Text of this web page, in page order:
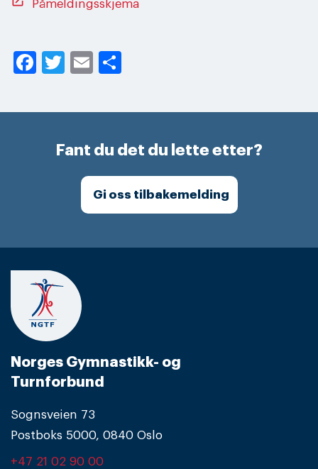
Påmeldingsskjema
Facebook
Twitter
Email
Fant du det du lette etter?
Gi oss tilbakemelding
Norges Gymnastikk- og
Turnforbund
Sognsveien 73
Postboks 5000, 0840 Oslo
+47 21 02 90 00